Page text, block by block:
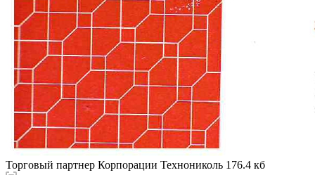
Торговый партнер Корпорации Технониколь 176.4 кб